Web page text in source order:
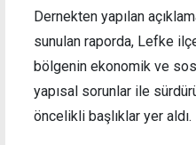
Dernekten yapılan
sunulan raporda, Lefke
bölgenin ekonomik ve
yapısal sorunlar ile
öncelikli başlıklar yer aldı.